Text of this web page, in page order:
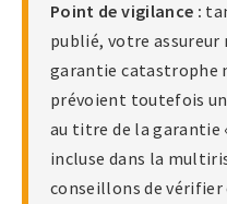
Point de vigilance :
publié, votre
garantie catastrophe
prévoient toutefois
au titre de la garantie
incluse dans la
conseillons de